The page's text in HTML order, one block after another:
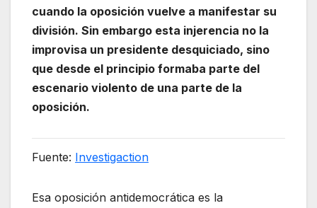
cuando la oposición vuelve a manifestar su
división. Sin embargo esta injerencia no la
improvisa un presidente desquiciado, sino
que desde el principio formaba parte del
escenario violento de una parte de la
oposición.
Fuente: Investigaction
Esa oposición antidemocrática es la